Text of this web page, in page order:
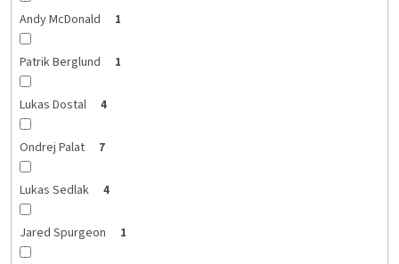
Andy McDonald 1
Patrik Berglund 1
Lukas Dostal 4
Ondrej Palat 7
Lukas Sedlak 4
Jared Spurgeon 1